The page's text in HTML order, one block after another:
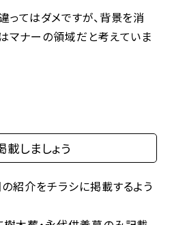
ってはダメですが、背景を消
マナーの領域だと考えていま
しましょう
紹介をチラシに掲載するよう